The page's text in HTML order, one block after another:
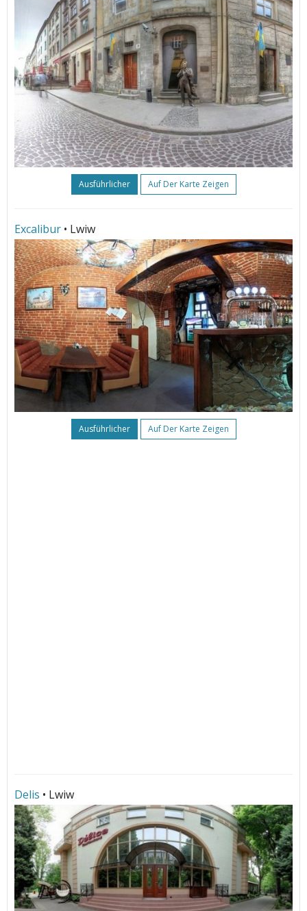
Ausführlicher Auf Der Karte Zeigen
Excalibur • Lwiw
Ausführlicher Auf Der Karte Zeigen
Delis • Lwiw